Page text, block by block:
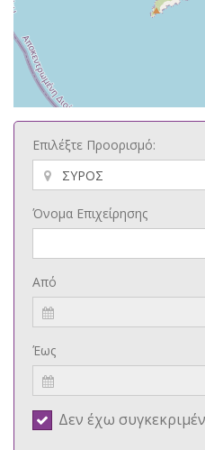
Επιλέξτε Προορισμό:
Όνομα Επιχείρησης
Από
Έως
Δεν έχω